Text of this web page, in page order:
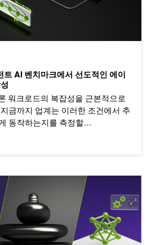
트 AI 벤치마크에서 선도적인 에이
워크로드의 복잡성을 근본적으로
금까지 업계는 이러한 조건에서 추
동작하는지를 측정할…
위한 새로운 NVIDIA NIM으로 AI 프로젝